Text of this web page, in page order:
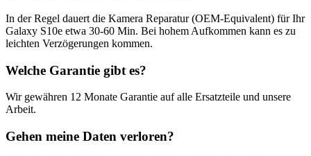
In der Regel dauert die Kamera Reparatur (OEM-Equivalent) für Ihr
Galaxy S10e etwa 30-60 Min. Bei hohem Aufkommen kann es zu
leichten Verzögerungen kommen.
Welche Garantie gibt es?
Wir gewähren 12 Monate Garantie auf alle Ersatzteile und unsere
Arbeit.
Gehen meine Daten verloren?